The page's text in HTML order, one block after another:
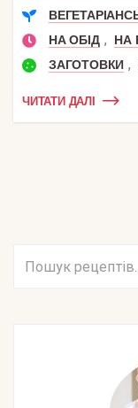
НА ОБІД ,
НА
ЗАГОТОВКИ ,
ЧИТАТИ ДАЛІ